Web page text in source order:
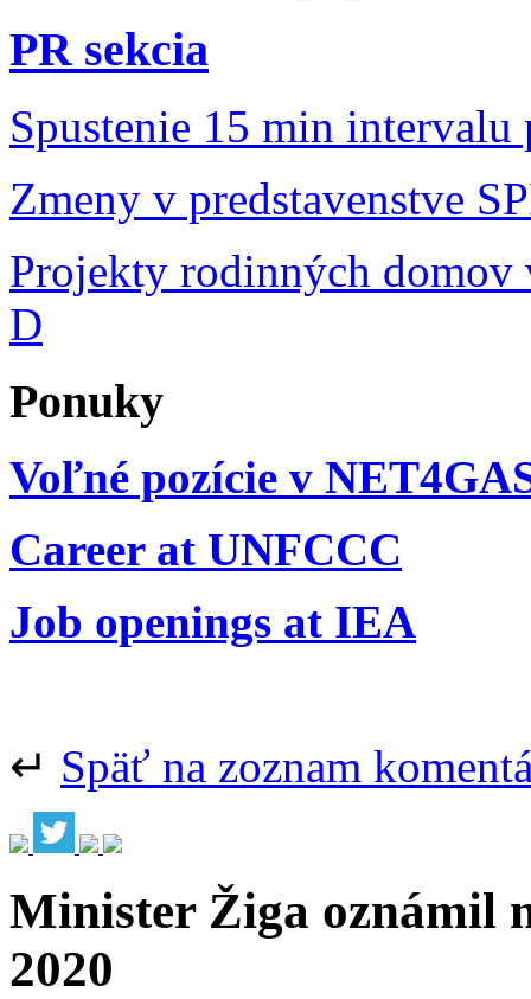
PR sekcia
Spustenie 15 min intervalu
Zmeny v predstavenstve
Projekty rodinných domov
D
Ponuky
Voľné pozície v
Career at UNFCCC
Job openings at IEA
↵ Späť na zoznam
Minister Žiga oznámil
2020